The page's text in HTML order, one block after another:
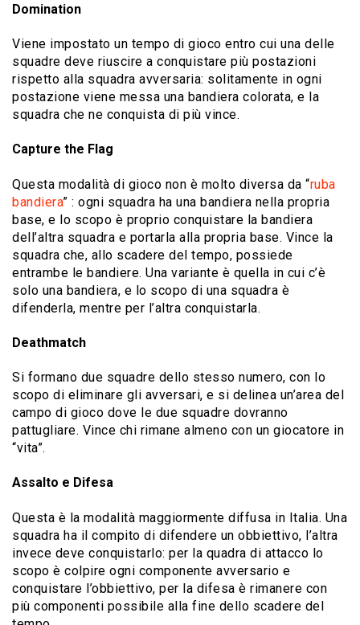
Domination
Viene impostato un tempo di gioco entro cui una delle
squadre deve riuscire a conquistare più postazioni
rispetto alla squadra avversaria: solitamente in ogni
postazione viene messa una bandiera colorata, e la
squadra che ne conquista di più vince.
Capture the Flag
Questa modalità di gioco non è molto diversa da “ruba
bandiera” : ogni squadra ha una bandiera nella propria
base, e lo scopo è proprio conquistare la bandiera
dell’altra squadra e portarla alla propria base. Vince la
squadra che, allo scadere del tempo, possiede
entrambe le bandiere. Una variante è quella in cui c’è
solo una bandiera, e lo scopo di una squadra è
difenderla, mentre per l’altra conquistarla.
Deathmatch
Si formano due squadre dello stesso numero, con lo
scopo di eliminare gli avversari, e si delinea un’area del
campo di gioco dove le due squadre dovranno
pattugliare. Vince chi rimane almeno con un giocatore in
“vita”.
Assalto e Difesa
Questa è la modalità maggiormente diffusa in Italia. Una
squadra ha il compito di difendere un obbiettivo, l’altra
invece deve conquistarlo: per la quadra di attacco lo
scopo è colpire ogni componente avversario e
conquistare l’obbiettivo, per la difesa è rimanere con
più componenti possibile alla fine dello scadere del